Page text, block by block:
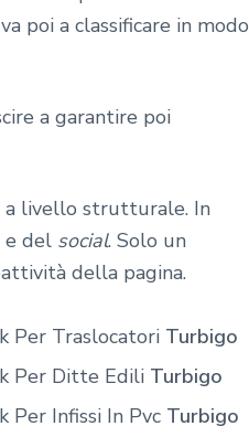
poi a classificare in modo
a garantire poi
a livello strutturale. In
e del social. Solo un
della pagina.
Per Traslocatori Turbigo
Per Ditte Edili Turbigo
Per Infissi In Pvc Turbigo